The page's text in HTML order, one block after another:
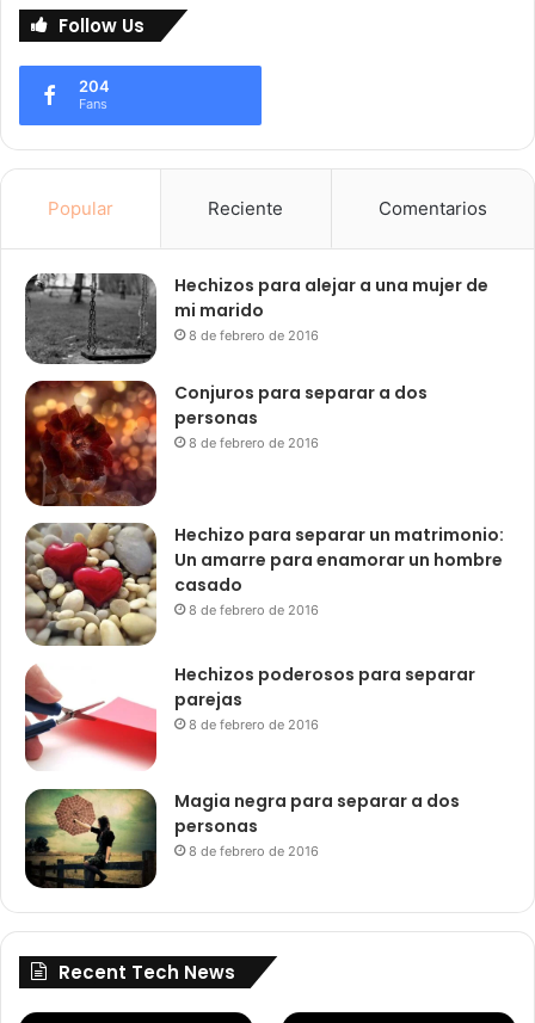
Follow Us
204
Fans
Popular Reciente Comentarios
Hechizos para alejar a una mujer de
mi marido
8 de febrero de 2016
Conjuros para separar a dos
personas
8 de febrero de 2016
Hechizo para separar un matrimonio:
Un amarre para enamorar un hombre
casado
8 de febrero de 2016
Hechizos poderosos para separar
parejas
8 de febrero de 2016
Magia negra para separar a dos
personas
8 de febrero de 2016
Recent Tech News